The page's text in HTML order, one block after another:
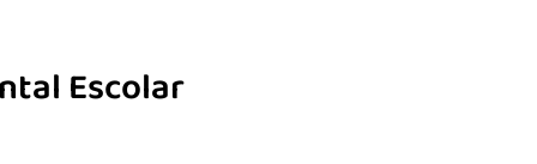
Escolar